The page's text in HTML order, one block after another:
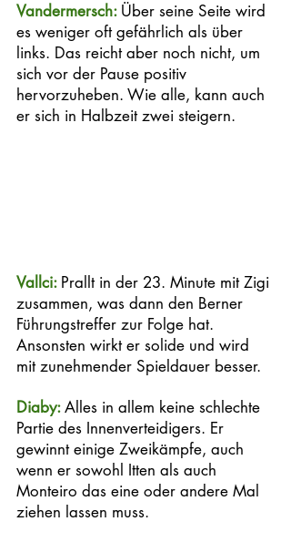
Vandermersch: Über seine Seite wird
es weniger oft gefährlich als über
links. Das reicht aber noch nicht, um
sich vor der Pause positiv
hervorzuheben. Wie alle, kann auch
er sich in Halbzeit zwei steigern.
Vallci: Prallt in der 23. Minute mit Zigi
zusammen, was dann den Berner
Führungstreffer zur Folge hat.
Ansonsten wirkt er solide und wird
mit zunehmender Spieldauer besser.
Diaby: Alles in allem keine schlechte
Partie des Innenverteidigers. Er
gewinnt einige Zweikämpfe, auch
wenn er sowohl Itten als auch
Monteiro das eine oder andere Mal
ziehen lassen muss.